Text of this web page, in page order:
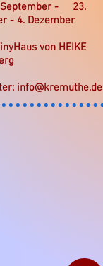
September - 23.
- 4. Dezember
von HEIKE
info@kremuthe.de